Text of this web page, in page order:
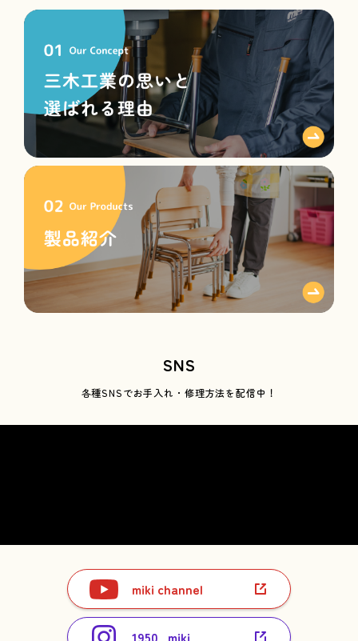
SNS
各種SNSでお手入れ・修理方法を配信中！
miki channel